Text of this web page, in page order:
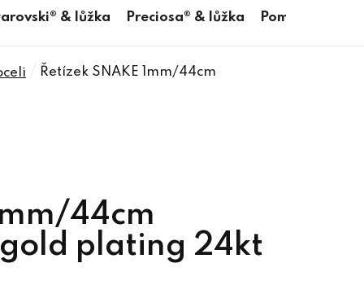
& lůžka Preciosa® & lůžka Pomůcky
Řetízek SNAKE 1mm/44cm
44cm
plating 24kt